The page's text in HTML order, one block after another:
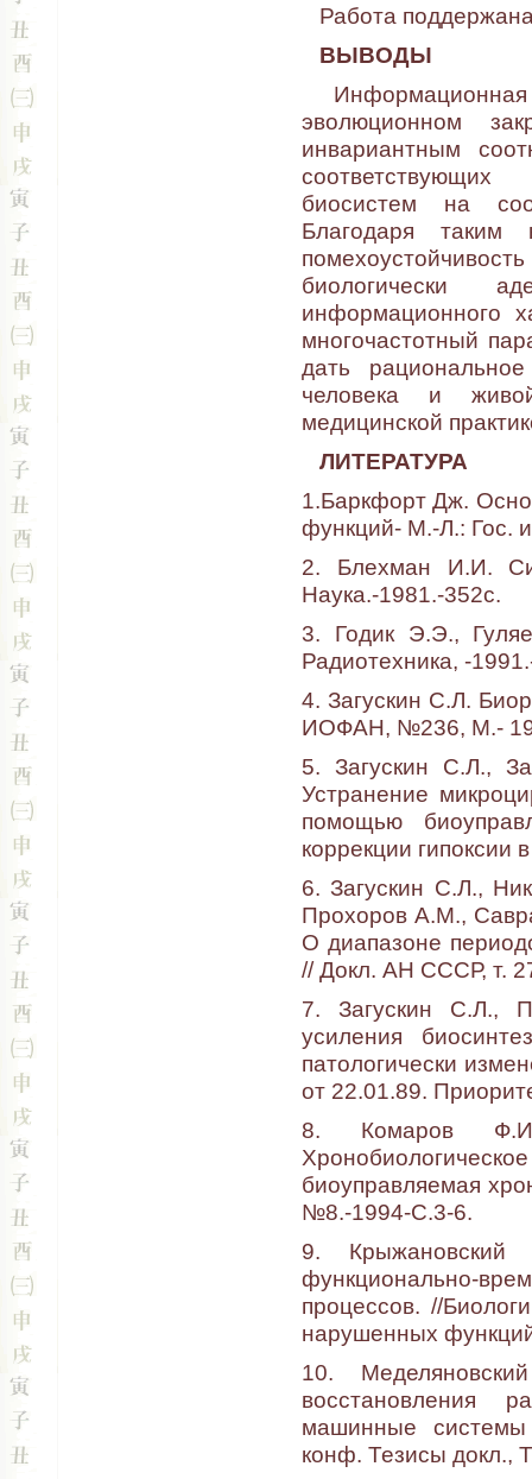
Работа
ВЫВОДЫ
Информационная
эволюционном
инвариантным
биосистем на
Благодаря таким
биологически
информационного
многочастотный
дать
человека и
медицинской
ЛИТЕРАТУРА
1.Баркфорт Дж.
функций- М.-Л.: Гос.
2. Блехман И.И.
Наука.-1981.-352с.
3. Годик Э.Э.,
Радиотехника, -
4. Загускин С.Л.
ИОФАН, №236, М.-
5. Загускин С.Л.,
Устранение
помощью
коррекции гипоксии
6. Загускин С.Л.,
Прохоров А.М.,
О диапазоне
// Докл. АН СССР, т.
7. Загускин С.Л.,
усиления
патологически
от 22.01.89.
8. Комаров
биоуправляемая
№8.-1994-С.3-6.
9.
функционально-
процессов. //
нарушенных
10.
восстановления
машинные
конф. Тезисы докл.,